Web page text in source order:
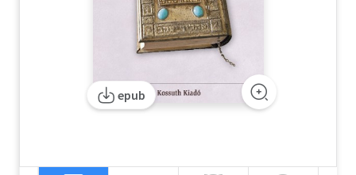
Társadalomtudomány
epub